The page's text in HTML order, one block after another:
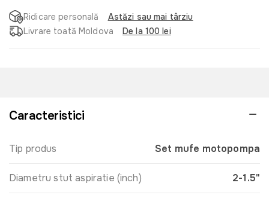
Ridicare personală
Astăzi sau mai târziu
Livrare toată Moldova
De la 100 lei
Caracteristici
Tip produs Set mufe motopompa
Diametru stut aspiratie (inch) 2-1.5"